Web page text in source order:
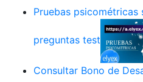
Pruebas psicométricas
preguntas test
Consultar Bono de